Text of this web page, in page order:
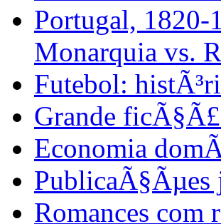
Portugal,
Monarquia vs.
Futebol:
Grande
Economia
PublicaÃ§Ãµes
Romances com